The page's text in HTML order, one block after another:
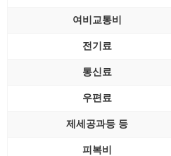
여비교통비
전기료
통신료
우편료
제세공과등 등
피복비